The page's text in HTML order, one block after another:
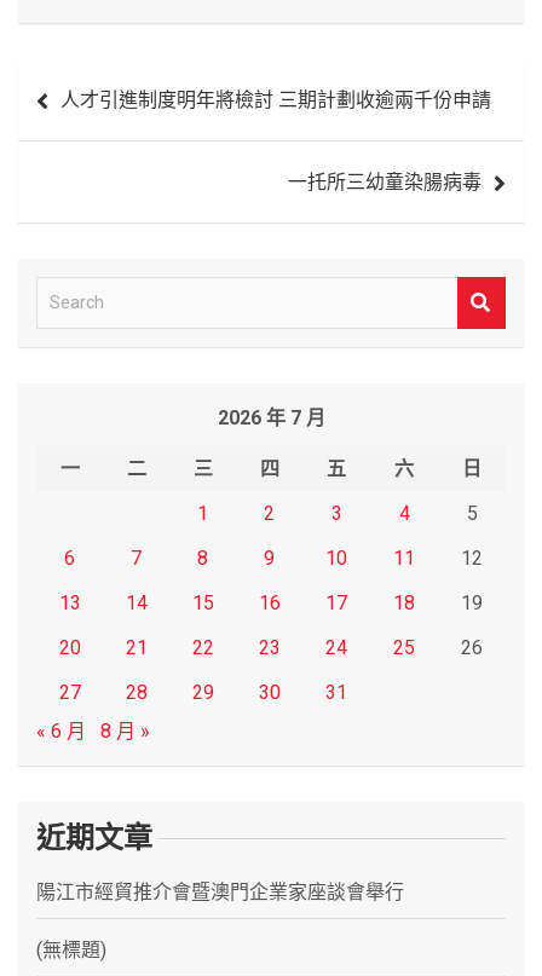
章
人才引進制度明年將檢討 三期計劃收逾兩千份申請
一托所三幼童染腸病毒
e
2026 年 7 月
一 二 三 四 五 六
日
1
2 3 4
5
6
7 8 9 10 11
12
13
14 15 16 17 18
19
20
21 22 23 24 25
26
27
28 29 30
31
« 6 月
8 月 »
近期文章
陽江市經貿推介會暨澳門企業家座談會舉行
(無標題)